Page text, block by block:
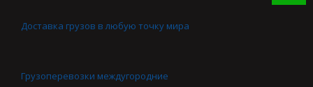
Доставка грузов в любую точку мира
Грузоперевозки междугородние